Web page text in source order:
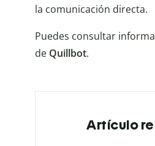
la comunicación directa.
Puedes consultar
de Quillbot.
Artículo